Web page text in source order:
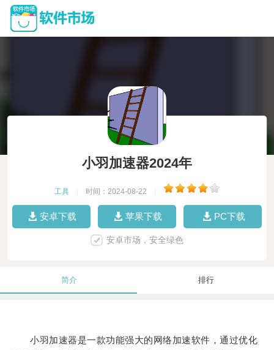
小羽加速器2024年
工具 时间：2024-08-22
安卓下载 苹果下载 PC下载
安卓市场，安全绿色
简介 排行
小羽加速器是一款功能强大的网络加速软件，通过优化